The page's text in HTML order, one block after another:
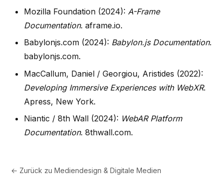
Mozilla Foundation (2024): A-Frame
Documentation. aframe.io.
Babylonjs.com (2024): Babylon.js Documentation.
babylonjs.com.
MacCallum, Daniel / Georgiou, Aristides (2022):
Developing Immersive Experiences with WebXR.
Apress, New York.
Niantic / 8th Wall (2024): WebAR Platform
Documentation. 8thwall.com.
← Zurück zuMediendesign & Digitale Medien